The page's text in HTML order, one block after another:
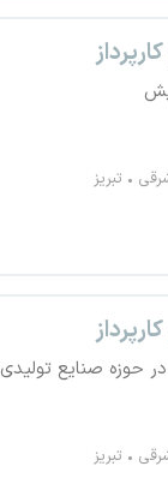
تبریز
حوزه صنایع تولیدی
تبریز